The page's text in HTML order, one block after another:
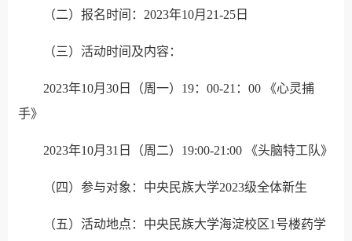
（二）报名时间：2023年10月21-25日
（三）活动时间及内容：
2023年10月30日（周一）19：00-21：00 《心灵捕
手》
2023年10月31日（周二）19:00-21:00 《头脑特工队》
（四）参与对象：中央民族大学2023级全体新生
（五）活动地点：中央民族大学海淀校区1号楼药学